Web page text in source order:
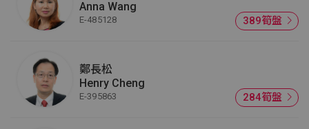
Anna Wang
E-485128 389筍盤
鄭長松
Henry Cheng
E-395863 284筍盤